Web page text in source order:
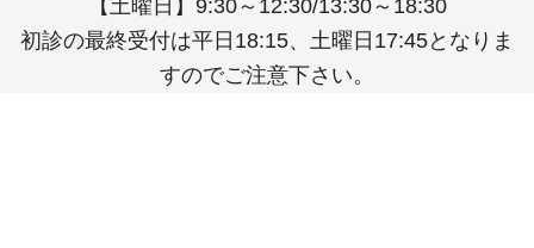
【土曜日】9:30～12:30/13:30～18:30
初診の最終受付は平日18:15、土曜日17:45となりま
すのでご注意下さい。